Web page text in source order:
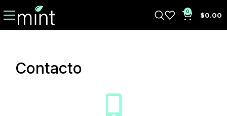
0 $0.00
Contacto